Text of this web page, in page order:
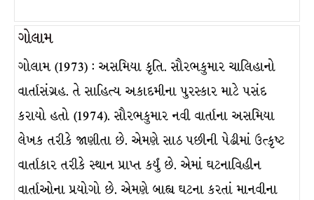
ગોલામ
ગોલામ (1973) : અસમિયા કૃતિ. સૌરભકુમાર ચાલિહાનો
વાર્તાસંગ્રહ. તે સાહિત્ય અકાદમીના પુરસ્કાર માટે પસંદ
કરાયો હતો (1974). સૌરભકુમાર નવી વાર્તાના અસમિયા
લેખક તરીકે જાણીતા છે. એમણે સાઠ પછીની પેઢીમાં ઉત્કૃષ્ટ
વાર્તાકાર તરીકે સ્થાન પ્રાપ્ત કર્યું છે. એમાં ઘટનાવિહીન
વાર્તાઓના પ્રયોગો છે. એમણે બાહ્ય ઘટના કરતાં માનવીના